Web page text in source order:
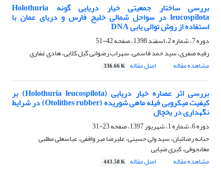
بررسی ساختار جمعیتی خیار دریایی گونه Holothuria
leucospilota در سواحل شمالی خلیج فارس و دریای عمان با
استفاده از روش توالی یابی DNA
دوره 7، شماره 2، اسفند 1398، صفحه
42-51
رقیه صفری، سید حمد قاسمی، سهراب رضوانی گیل کلایی، هادی غفاری
مشاهده مقاله
اصل مقاله 336.66 K
بررسی اثر عصاره خیار دریایی (Holothuria leucospilota) بر
کیفیت میکروبی فیله ماهی شوریده (Otolithes rubber) در شرایط
نگهداری در یخچال
دوره 6، شماره 1، شهریور 1397، صفحه
23-31
حنانه رضائیان، سید ولی حسینی، علیرضا میر واقفی، عباسعلی مطلبی
مغانجوقی، کبری ضیایی
مشاهده مقاله
اصل مقاله 443.58 K